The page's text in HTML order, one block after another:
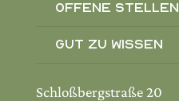
Offene Stellen
Gut zu wissen
Schloßbergstraße 20